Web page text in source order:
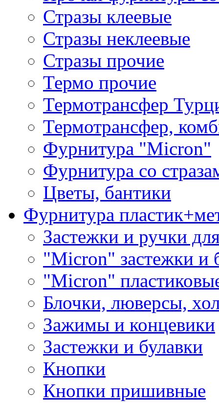
Стразы клеевые
Стразы неклеевые
Стразы прочие
Термо прочие
Термотрансфер
Термотрансфер,
Фурнитура "Micron"
Фурнитура со
Цветы, бантики
Фурнитура
Застежки и ручки
"Micron" застежки и
"Micron"
Блочки, люверсы,
Зажимы и концевики
Застежки и булавки
Кнопки
Кнопки пришивные